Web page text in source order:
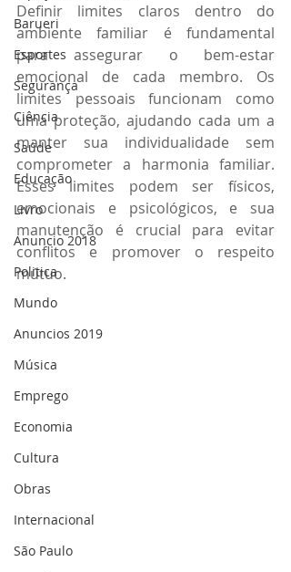
Barueri
Esportes
Segurança
Ciência
Saúde
Educação
Livro
Anuncio 2018
Politica
Mundo
Anuncios 2019
Música
Emprego
Economia
Cultura
Obras
Internacional
São Paulo
Definir limites claros dentro do
ambiente familiar é fundamental
para assegurar o bem-estar
emocional de cada membro. Os
limites pessoais funcionam como
uma proteção, ajudando cada um a
manter sua individualidade sem
comprometer a harmonia familiar.
Esses limites podem ser físicos,
emocionais e psicológicos, e sua
manutenção é crucial para evitar
conflitos e promover o respeito
mútuo.